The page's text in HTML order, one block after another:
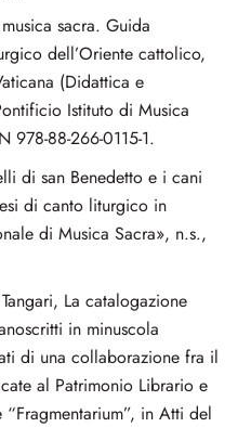
sacra. Guida
dell’Oriente cattolico,
(Didattica e
Istituto di Musica
978-88-266-0115-1.
di san Benedetto e i cani
di canto liturgico in
di Musica Sacra», n.s.,
La catalogazione
in minuscola
di una collaborazione fra il
al Patrimonio Librario e
in Atti del